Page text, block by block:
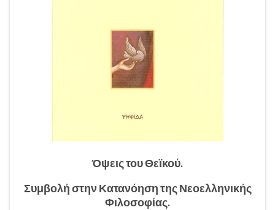
Όψεις του Θεϊκού.
Συμβολή στην Κατανόηση της Νεοελληνικής
Φιλοσοφίας.